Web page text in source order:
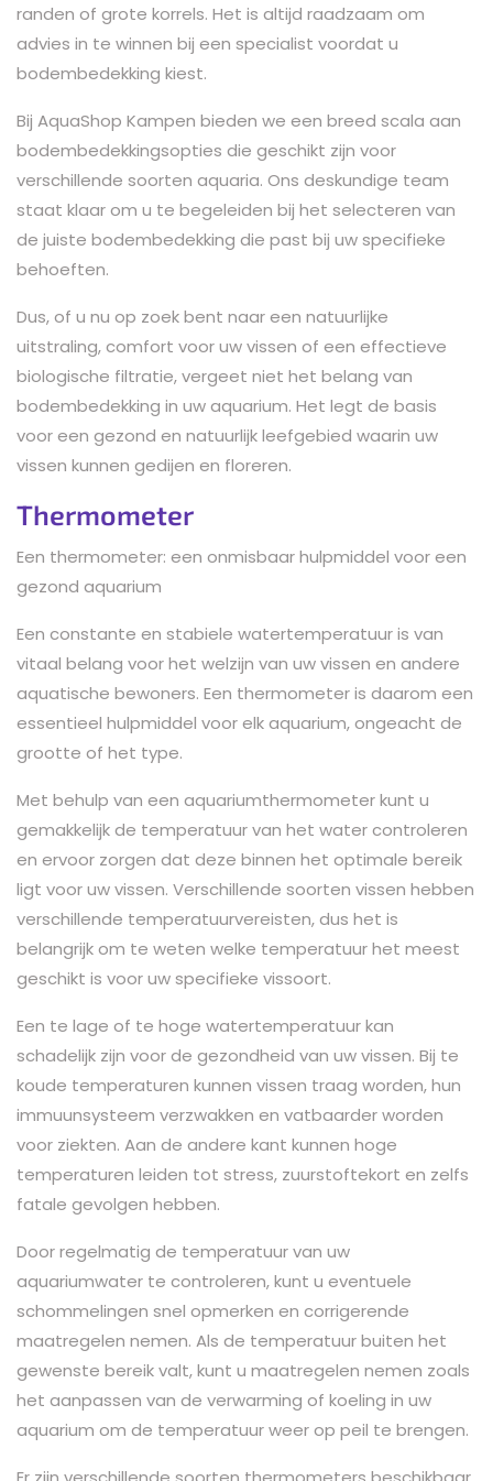
randen of grote korrels. Het is altijd raadzaam om
advies in te winnen bij een specialist voordat u
bodembedekking kiest.
Bij AquaShop Kampen bieden we een breed scala aan
bodembedekkingsopties die geschikt zijn voor
verschillende soorten aquaria. Ons deskundige team
staat klaar om u te begeleiden bij het selecteren van
de juiste bodembedekking die past bij uw specifieke
behoeften.
Dus, of u nu op zoek bent naar een natuurlijke
uitstraling, comfort voor uw vissen of een effectieve
biologische filtratie, vergeet niet het belang van
bodembedekking in uw aquarium. Het legt de basis
voor een gezond en natuurlijk leefgebied waarin uw
vissen kunnen gedijen en floreren.
Thermometer
Een thermometer: een onmisbaar hulpmiddel voor een
gezond aquarium
Een constante en stabiele watertemperatuur is van
vitaal belang voor het welzijn van uw vissen en andere
aquatische bewoners. Een thermometer is daarom een
​​essentieel hulpmiddel voor elk aquarium, ongeacht de
grootte of het type.
Met behulp van een aquariumthermometer kunt u
gemakkelijk de temperatuur van het water controleren
en ervoor zorgen dat deze binnen het optimale bereik
ligt voor uw vissen. Verschillende soorten vissen hebben
verschillende temperatuurvereisten, dus het is
belangrijk om te weten welke temperatuur het meest
geschikt is voor uw specifieke vissoort.
Een te lage of te hoge watertemperatuur kan
schadelijk zijn voor de gezondheid van uw vissen. Bij te
koude temperaturen kunnen vissen traag worden, hun
immuunsysteem verzwakken en vatbaarder worden
voor ziekten. Aan de andere kant kunnen hoge
temperaturen leiden tot stress, zuurstoftekort en zelfs
fatale gevolgen hebben.
Door regelmatig de temperatuur van uw
aquariumwater te controleren, kunt u eventuele
schommelingen snel opmerken en corrigerende
maatregelen nemen. Als de temperatuur buiten het
gewenste bereik valt, kunt u maatregelen nemen zoals
het aanpassen van de verwarming of koeling in uw
aquarium om de temperatuur weer op peil te brengen.